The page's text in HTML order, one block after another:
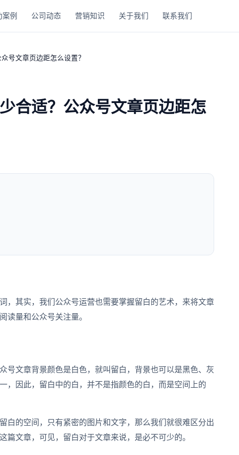
案例 公司动态 营销知识 关于我们 联系我们
号文章页边距怎么设置？
合适？公众号文章页边距怎
，其实，我们公众号运营也需要掌握留白的艺术，来将文章
读量和公众号关注量。
号文章背景颜色是白色，就叫留白，背景也可以是黑色、灰
，因此，留白中的白，并不是指颜色的白，而是空间上的
白的空间，只有紧密的图片和文字，那么我们就很难区分出
文章，可见，留白对于文章来说，是必不可少的。